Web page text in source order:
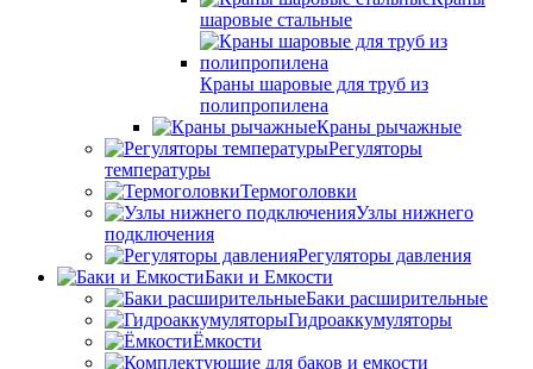
шаровые стальные
Краны шаровые для труб из
полипропилена
Краны рычажные
Регуляторы
температуры
Термоголовки
Узлы нижнего
подключения
Регуляторы давления
Баки и Емкости
Баки расширительные
Гидроаккумуляторы
Ёмкости